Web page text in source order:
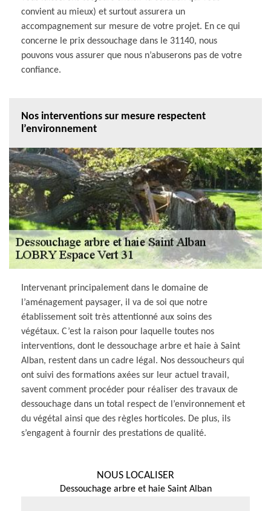
convient au mieux) et surtout assurera un
accompagnement sur mesure de votre projet. En ce qui
concerne le prix dessouchage dans le 31140, nous
pouvons vous assurer que nous n’abuserons pas de votre
confiance.
Nos interventions sur mesure respectent
l’environnement
Intervenant principalement dans le domaine de
l’aménagement paysager, il va de soi que notre
établissement soit très attentionné aux soins des
végétaux. C’est la raison pour laquelle toutes nos
interventions, dont le dessouchage arbre et haie à Saint
Alban, restent dans un cadre légal. Nos dessoucheurs qui
ont suivi des formations axées sur leur actuel travail,
savent comment procéder pour réaliser des travaux de
dessouchage dans un total respect de l’environnement et
du végétal ainsi que des règles horticoles. De plus, ils
s’engagent à fournir des prestations de qualité.
NOUS LOCALISER
Dessouchage arbre et haie Saint Alban